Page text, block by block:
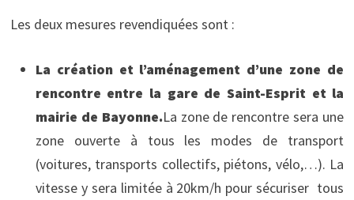
Les deux mesures revendiquées sont :
La création et l’aménagement d’une zone de
rencontre entre la gare de Saint-Esprit et la
mairie de Bayonne.La zone de rencontre sera une
zone ouverte à tous les modes de transport
(voitures, transports collectifs, piétons, vélo,…). La
vitesse y sera limitée à 20km/h pour sécuriser tous